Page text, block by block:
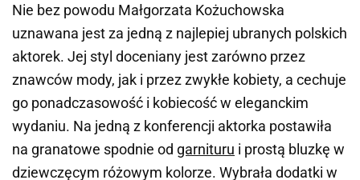
Nie bez powodu Małgorzata Kożuchowska
uznawana jest za jedną z najlepiej ubranych polskich
aktorek. Jej styl doceniany jest zarówno przez
znawców mody, jak i przez zwykłe kobiety, a cechuje
go ponadczasowość i kobiecość w eleganckim
wydaniu. Na jedną z konferencji aktorka postawiła
na granatowe spodnie od garnituru i prostą bluzkę w
dziewczęcym różowym kolorze. Wybrała dodatki w